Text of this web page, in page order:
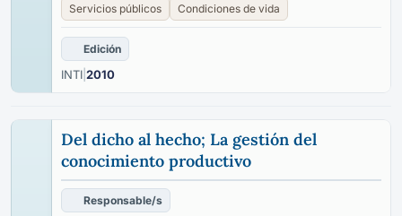
Servicios públicos
Condiciones de vida
Edición
INTI 2010
Del dicho al hecho; La gestión del
conocimiento productivo
Responsable/s